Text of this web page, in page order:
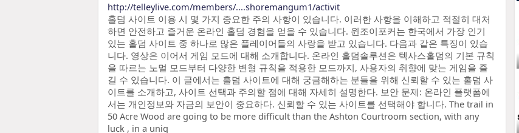
http://telleylive.com/members/....shoremangum1/activit
홀덤 사이트 이용 시 몇 가지 중요한 주의 사항이 있습니다. 이러한 사항을 이해하고 적절히 대처
하면 안전하고 즐거운 온라인 홀덤 경험을 얻을 수 있습니다. 윈조이포커는 한국에서 가장 인기
있는 홀덤 사이트 중 하나로 많은 플레이어들의 사랑을 받고 있습니다. 다음과 같은 특징이 있습
니다. 영상은 이어서 게임 모드에 대해 소개합니다. 온라인 홀덤솔루션은 텍사스홀덤의 기본 규칙
을 따르는 노멀 모드부터 다양한 변형 규칙을 적용한 모드까지, 사용자의 취향에 맞는 게임을 즐
길 수 있습니다. 이 글에서는 홀덤 사이트에 대해 궁금해하는 분들을 위해 신뢰할 수 있는 홀덤 사
이트를 소개하고, 사이트 선택과 주의할 점에 대해 자세히 설명한다. 보안 문제: 온라인 플랫폼에
서는 개인정보와 자금의 보안이 중요하다. 신뢰할 수 있는 사이트를 선택해야 합니다. The trail in
50 Acre Wood are going to be more difficult than the Ashton Courtroom section, with any
luck , in a uniq